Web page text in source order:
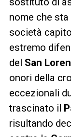
nome che
società
estremo
del San
onori della
eccezionali
trascinato il
risultando